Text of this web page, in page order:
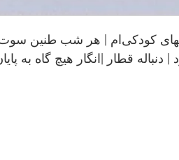
کودکی‌ام | هر شب طنین سوت
دنباله قطار |انگار هیچ گاه به